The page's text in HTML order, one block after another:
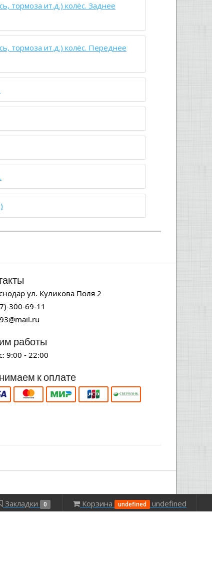
тормоза ит.д.) колёс. Заднее
тормоза ит.д.) колёс. Переднее
ул. Куликова Поля 2
300-69-11
работы
9:00 - 22:00
к оплате
Закладки 0 Корзина undefined undefined